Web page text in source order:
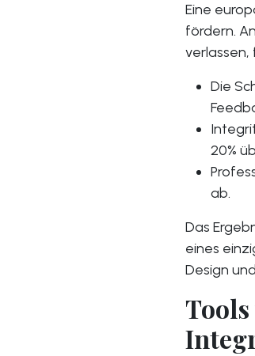
Eine
fördern.
Die
20%
ab.
Das
eines
Design